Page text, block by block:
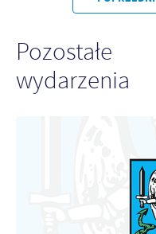
Pozostałe
wydarzenia